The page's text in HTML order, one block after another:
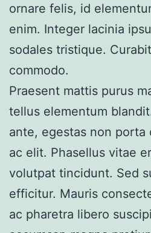
ornare felis, id
enim. Integer lacinia
sodales tristique.
commodo.
Praesent mattis purus
tellus elementum
ante, egestas non porta
ac elit. Phasellus vitae
volutpat tincidunt. Sed
efficitur. Mauris
ac pharetra libero